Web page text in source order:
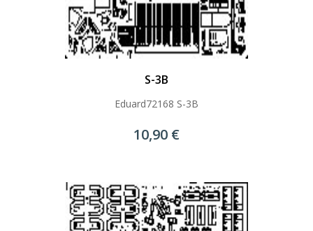
S-3B
Eduard72168 S-3B
10,90 €